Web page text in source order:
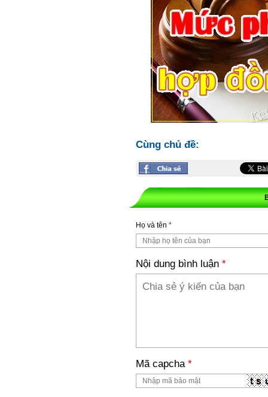
Cùng chủ đề:
Họ và tên *
Nội dung bình luận *
Mã capcha *